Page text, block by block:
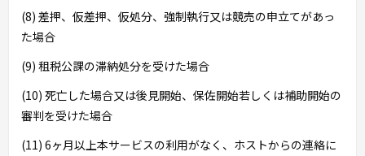
(8) 差押、仮差押、仮処分、強制執行又は競売の申立てがあっ
た場合
(9) 租税公課の滞納処分を受けた場合
(10) 死亡した場合又は後見開始、保佐開始若しくは補助開始の
審判を受けた場合
(11) 6ヶ月以上本サービスの利用がなく、ホストからの連絡に